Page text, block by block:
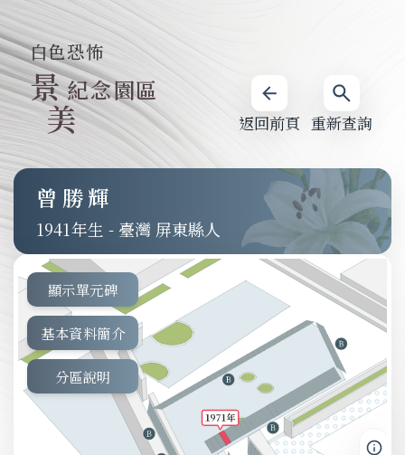
重新查詢
返回前頁
白色恐怖
景
美
紀念園區
曾勝輝
1941 - 臺灣 屏東縣人
顯示單元碑
基本資料簡介
分區說明